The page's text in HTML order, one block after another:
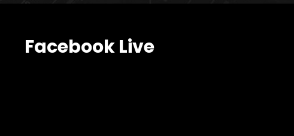
Facebook Live